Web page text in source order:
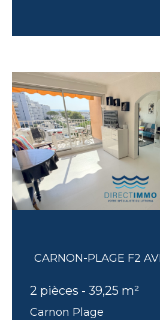
CARNON-PLAGE F2
2 pièces - 39,25 m²
Carnon Plage